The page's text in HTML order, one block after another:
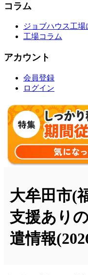
コラム
ジョブハウス工場
工場コラム
アカウント
会員登録
ログイン
大牟田市(
支援あり
遣情報